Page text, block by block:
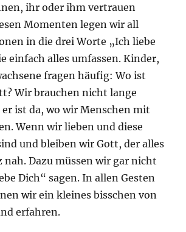
ihr oder ihm vertrauen
Momenten legen wir all
in die drei Worte „Ich liebe
einfach alles umfassen. Kinder,
fragen häufig: Wo ist
Wir brauchen nicht lange
er ist da, wo wir Menschen mit
Wenn wir lieben und diese
und bleiben wir Gott, der alles
nah. Dazu müssen wir gar nicht
Dich“ sagen. In allen Gesten
wir ein kleines bisschen von
erfahren.